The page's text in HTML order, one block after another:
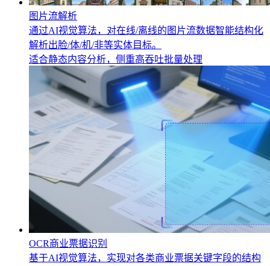
图片流解析
通过AI视觉算法，对在线/离线的图片流数据智能结构化
解析出脸/体/机/非等实体目标。
适合静态内容分析，侧重高吞吐批量处理
OCR商业票据识别
基于AI视觉算法，实现对各类商业票据关键字段的结构